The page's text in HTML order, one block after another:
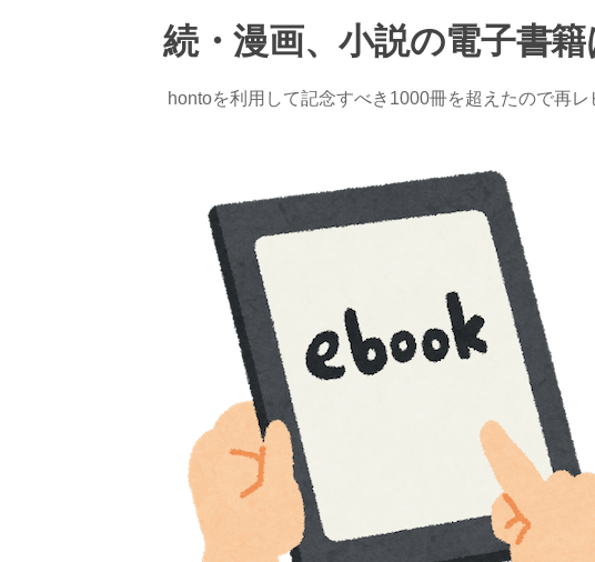
続・漫画、小説の電子書
hontoを利用して記念すべき1000冊を超えたので再レ